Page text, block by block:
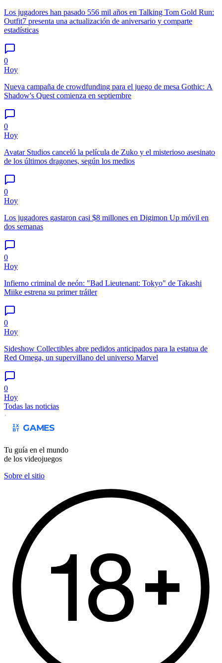
Los jugadores han pasado 556 mil años en Talking Tom Gold Run:
Outfit7 presenta una actualización de aniversario y comparte
estadísticas
0
Hoy
Nueva campaña de crowdfunding para el juego de mesa Gothic: A
Shadow's Quest comienza en septiembre
0
Hoy
Avatar Studios canceló la película de Zuko y el misterioso asesinato
de los últimos dragones, según los medios
0
Hoy
Los jugadores gastaron casi $8 millones en Digimon Up móvil en
dos semanas
0
Hoy
Infierno criminal de neón: "Bad Lieutenant: Tokyo" de Takashi
Miike estrena su primer tráiler
0
Hoy
Sideshow Collectibles abre pedidos anticipados para la estatua de
Red Omega, un supervillano del universo Marvel
0
Hoy
Todas las noticias
Tu guía en el mundo
de los videojuegos
Sobre el sitio